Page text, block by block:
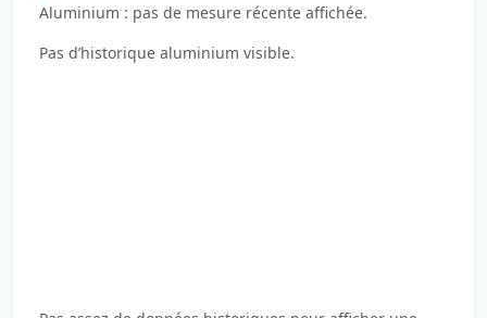
Aluminium : pas de mesure récente affichée.
Pas d’historique aluminium visible.